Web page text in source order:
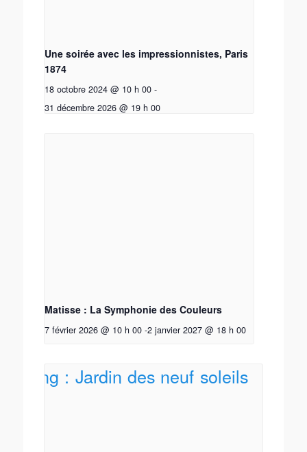
Une soirée avec les impressionnistes, Paris
1874
18 octobre 2024 @ 10 h 00 -
31 décembre 2026 @ 19 h 00
Matisse : La Symphonie des Couleurs
7 février 2026 @ 10 h 00 -2 janvier 2027 @ 18 h 00